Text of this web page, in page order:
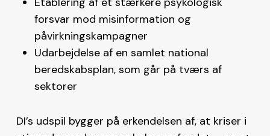
forsvar mod misinformation og
påvirkningskampagner
Udarbejdelse af en samlet national
beredskabsplan, som går på tværs af
sektorer
DI’s udspil bygger på erkendelsen af, at kriser i